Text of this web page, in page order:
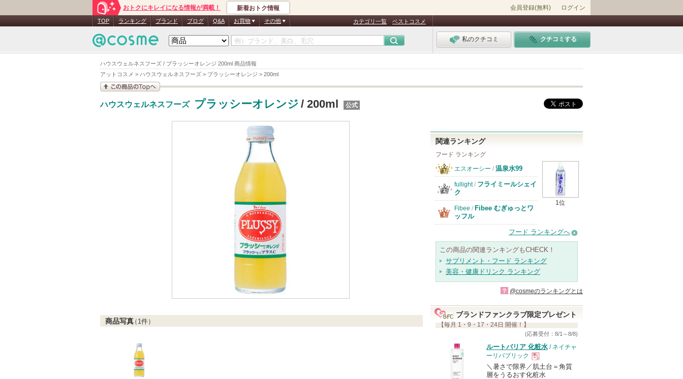
ハウスウェルネスフーズ / プラッシーオレンジ 200ml 商品情報
アットコスメ > ハウスウェルネスフーズ > プラッシーオレンジ > 200ml
おトクにキレイになる情報が満載！ 新着おトク情報 会員登録(無料) ログイン
TOP ランキング ブランド ブログ Q&A お買物 その他 カテゴリ一覧 ベストコスメ
私のクチコミ クチコミする
ハウスウェルネスフーズ プラッシーオレンジ / 200ml 公式
商品写真（ 1件）
関連ランキング
フード ランキング
1位
エスオーシー / 温泉水99
fullight/ フライミールシェイ
ク
Fibee / Fibee むぎゅっとワ
ッフル
フード ランキングへ
この商品の関連ランキングもCHECK！
サプリメント・フード ランキング
美容・健康ドリンク ランキング
? @cosmeのランキングとは
ブランドファンクラブ限定プレゼント
【毎月 1・9・17・24日 開催！】
(応募受付：8/1～8/8)
ルートバリア 化粧水 / ネイチャ
ーリパブリック
現
＼暑さで限界／肌土台＝角質
層をうるおす化粧水